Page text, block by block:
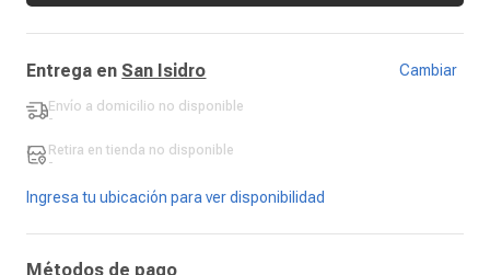
Entrega en San Isidro Cambiar
Envío a domicilio no disponible
-
Retira en tienda no disponible
-
Ingresa tu ubicación para ver disponibilidad
Métodos de pago